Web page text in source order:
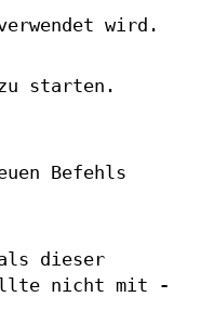
wird.
starten.
Befehls
dieser
nicht mit
-